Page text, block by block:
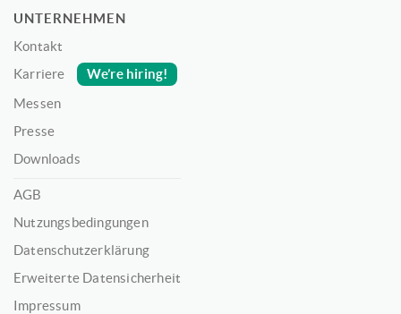
UNTERNEHMEN
Kontakt
Karriere
We’re hiring!
Messen
Presse
Downloads
AGB
Nutzungsbedingungen
Datenschutzerklärung
Erweiterte Datensicherheit
Impressum